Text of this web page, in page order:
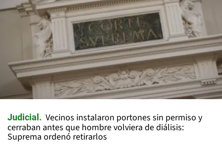
Judicial
Vecinos instalaron portones sin permiso y
cerraban antes que hombre volviera de diálisis:
Suprema ordenó retirarlos